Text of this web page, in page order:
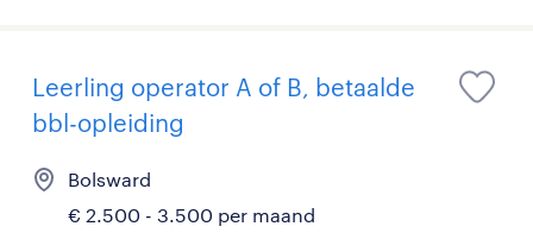
Leerling operator A of B, betaalde
bbl-opleiding
Bolsward
€ 2.500 - 3.500 per maand